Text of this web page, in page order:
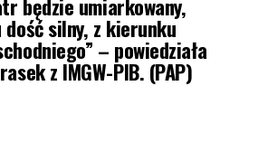
będzie umiarkowany,
dość silny, z kierunku
– powiedziała
z IMGW-PIB. (PAP)